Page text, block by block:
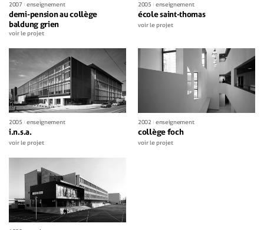
2007 enseignement
demi-pension au collège
baldung grien
voir le projet
2005 enseignement
école saint-thomas
voir le projet
2005 enseignement
i.n.s.a.
voir le projet
2002 enseignement
collège foch
voir le projet